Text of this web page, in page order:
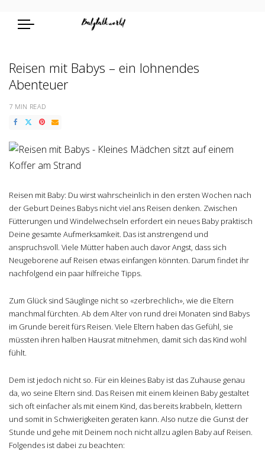
Reisen mit Babys – ein lohnendes
Abenteuer
7 MIN READ
Reisen mit Baby: Du wirst wahrscheinlich in den ersten Wochen nach
der Geburt Deines Babys nicht viel ans Reisen denken. Zwischen
Fütterungen und Windelwechseln erfordert ein neues Baby praktisch
Deine gesamte Aufmerksamkeit. Das ist anstrengend und
anspruchsvoll. Viele Mütter haben auch davor Angst, dass sich
Neugeborene auf Reisen etwas einfangen könnten. Darum findet ihr
nachfolgend ein paar hilfreiche Tipps.
Zum Glück sind Säuglinge nicht so «zerbrechlich», wie die Eltern
manchmal fürchten. Ab dem Alter von rund drei Monaten sind Babys
im Grunde bereit fürs Reisen. Viele Eltern haben das Gefühl, sie
müssten ihren halben Hausrat mitnehmen, damit sich das Kind wohl
fühlt.
Dem ist jedoch nicht so. Für ein kleines Baby ist das Zuhause genau
da, wo seine Eltern sind. Das Reisen mit einem kleinen Baby gestaltet
sich oft einfacher als mit einem Kind, das bereits krabbeln, klettern
und somit in Schwierigkeiten geraten kann. Also nutze die Gunst der
Stunde und gehe mit Deinem noch nicht allzu agilen Baby auf Reisen.
Folgendes ist dabei zu beachten: